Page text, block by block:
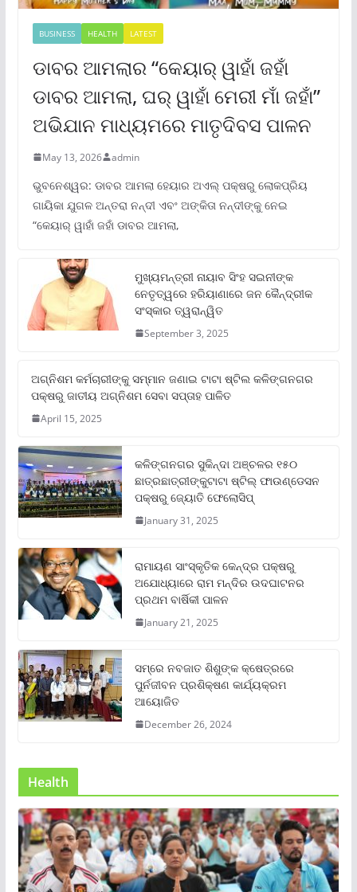
BUSINESS HEALTH LATEST
ଡାବର ଆମଲାର “କେୟାର୍ ୱାହାଁ ଜହାଁ
ଡାବର ଆମଲା, ଘର୍ ୱାହାଁ ମେରୀ ମାଁ ଜହାଁ”
ଅଭିଯାନ ମାଧ୍ୟମରେ ମାତୃଦିବସ ପାଳନ
May 13, 2026 admin
ଭୁବନେଶ୍ୱର: ଡାବର ଆମଲା ହେୟାର ଅଏଲ୍ ପକ୍ଷରୁ ଲୋକପ୍ରିୟ
ଗାୟିକା ଯୁଗଳ ଅନ୍ତରା ନନ୍ଦୀ ଏବଂ ଅଙ୍କିତା ନନ୍ଦୀଙ୍କୁ ନେଇ
“କେୟାର୍ ୱାହାଁ ଜହାଁ ଡାବର ଆମଲା,
ମୁଖ୍ୟମନ୍ତ୍ରୀ ନାୟାବ ସିଂହ ସଇନୀଙ୍କ
ନେତୃତ୍ୱରେ ହରିୟାଣାରେ ଜନ କୈନ୍ଦ୍ରୀକ
ସଂସ୍କାର ତ୍ୱରାନ୍ୱିତ
September 3, 2025
ଅଗ୍ନିଶମ କର୍ମଚାରୀଙ୍କୁ ସମ୍ମାନ ଜଣାଇ ଟାଟା ଷ୍ଟିଲ କଳିଙ୍ଗନଗର
ପକ୍ଷରୁ ଜାତୀୟ ଅଗ୍ନିଶମ ସେବା ସପ୍ତାହ ପାଳିତ
April 15, 2025
କଳିଙ୍ଗନଗର ସୁକିନ୍ଦା ଅଞ୍ଚଳର ୧୫୦
ଛାତ୍ରଛାତ୍ରୀଙ୍କୁଟାଟା ଷ୍ଟିଲ୍ ଫାଉଣ୍ଡେସନ
ପକ୍ଷରୁ ଜ୍ୟୋତି ଫେଲୋସିପ୍‌
January 31, 2025
ରାମାୟଣ ସାଂସ୍କୃତିକ କେନ୍ଦ୍ର ପକ୍ଷରୁ
ଅଯୋଧ୍ୟାରେ ରାମ ମନ୍ଦିର ଉଦଘାଟନର
ପ୍ରଥମ ବାର୍ଷିକୀ ପାଳନ
January 21, 2025
ସମ୍‌ରେ ନବଜାତ ଶିଶୁଙ୍କ କ୍ଷେତ୍ରରେ
ପୁର୍ନଜୀବନ ପ୍ରଶିକ୍ଷଣ କାର୍ଯ୍ୟକ୍ରମ
ଆୟୋଜିତ
December 26, 2024
Health